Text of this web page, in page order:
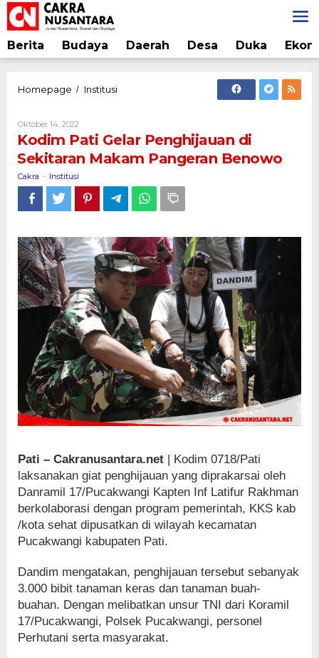
Lewati
ke
konten
Berita Budaya Daerah Desa Duka
Homepage / InstitusiKodim
di
Sekitaran
Pangeran
Benowo
Oktober 14, 2022
Cakra
Kodim Pati Gelar Penghijauan di
Sekitaran Makam Pangeran Benowo
Cakra - Institusi
Pati – Cakranusantara.net | Kodim 0718/Pati
laksanakan giat penghijauan yang diprakarsai oleh
Danramil 17/Pucakwangi Kapten Inf Latifur Rakhman
berkolaborasi dengan program pemerintah, KKS kab
/kota sehat dipusatkan di wilayah kecamatan
Pucakwangi kabupaten Pati.
Dandim mengatakan, penghijauan tersebut sebanyak
3.000 bibit tanaman keras dan tanaman buah-
buahan. Dengan melibatkan unsur TNI dari Koramil
17/Pucakwangi, Polsek Pucakwangi, personel
Perhutani serta masyarakat.